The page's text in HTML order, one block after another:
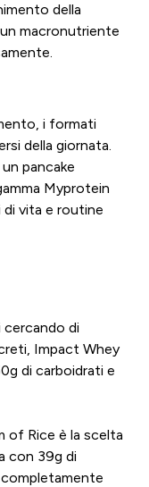
della
macronutriente
i formati
della giornata.
pancake
Myprotein
vita e routine
di
Impact Whey
di carboidrati e
of Rice è la scelta
con 39g di